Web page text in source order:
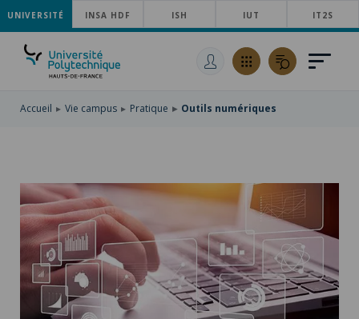
ACCÉDER
AU
MENU
PRINCIPAL
ALLER
AU
CONTENU
ACCÉDER
RECHERCHE
UNIVERSITÉ INSA HDF ISH IUT IT2S
Accueil Vie campus Pratique Outils numériques